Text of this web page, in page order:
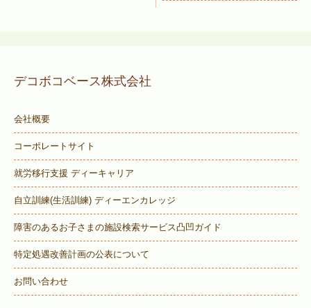
デコボコベース株式会社
会社概要
コーポレートサイト
就労移行支援 ディーキャリア
自立訓練(生活訓練) ディーエンカレッジ
障害のあるお子さまの施設検索サービス凸凹ガイド
特定処遇改善計画の公表について
お問い合わせ